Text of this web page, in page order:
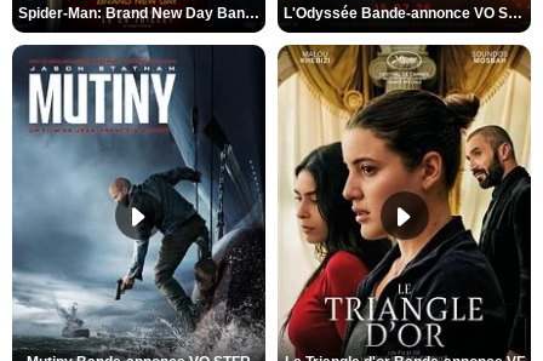
Spider-Man: Brand New Day Bande-annonce VO STFR L'Odyssée Bande-annonce VO STFR